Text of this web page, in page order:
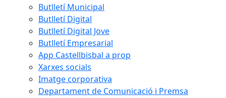
Butlletí Municipal
Butlletí Digital
Butlletí Digital Jove
Butlletí Empresarial
App Castellbisbal a prop
Xarxes socials
Imatge corporativa
Departament de Comunicació i Premsa